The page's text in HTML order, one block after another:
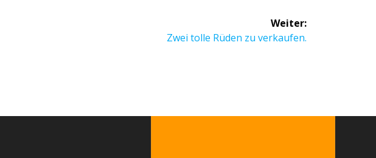
Weiter:
Zwei tolle Rüden zu verkaufen.